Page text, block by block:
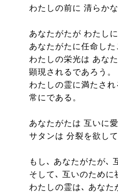
わたしの前に 清らか
あなたがたが わたし
あなたがたに任命し
わたしの栄光は あな
顕現されるであろう。
わたしの霊に満たされ
常にである。
あなたがたは 互いに
サタンは 分裂を欲して
もし､ あなたがたが､
そして､ 互いのために
わたしの霊は､ あなた